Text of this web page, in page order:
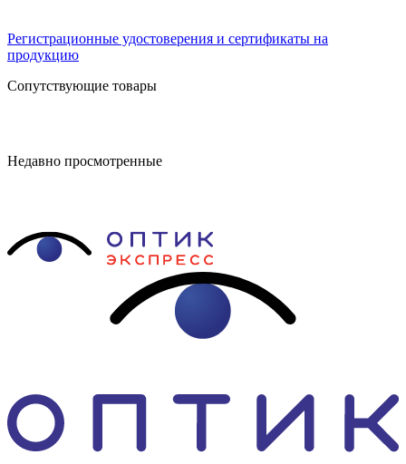
Регистрационные удостоверения и сертификаты на
продукцию
Сопутствующие товары
Недавно просмотренные